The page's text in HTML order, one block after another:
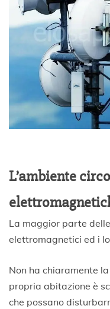
L’ambiente
La maggior parte
elettromagnetici ed i
Non ha chiaramente
propria abitazione è
che possano